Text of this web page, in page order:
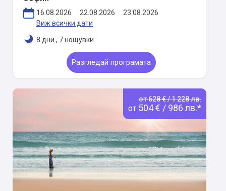
16.08.2026 22.08.2026
23.08.2026
Виж всички дати
8 дни , 7 нощувки
Разгледай програмата
от 628 € / 1 228 лв.
от 504 € / 986 лв.*